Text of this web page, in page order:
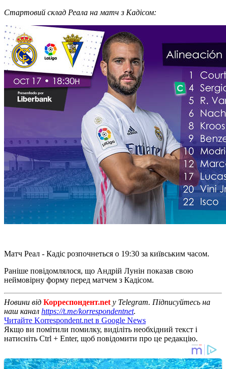
Стартовий склад Реала на матч з Кадісом:
Матч Реал - Кадіс розпочнеться о 19:30 за київським часом.
Раніше повідомлялося, що Андрій Лунін показав свою
неймовірну форму перед матчем з Кадісом.
Новини від Корреспондент.net у Telegram. Підписуйтесь на
наш канал https://t.me/korrespondentnet.
Читайте Korrespondent.net в Google News
Якщо ви помітили помилку, виділіть необхідний текст і
натисніть Ctrl + Enter, щоб повідомити про це редакцію.